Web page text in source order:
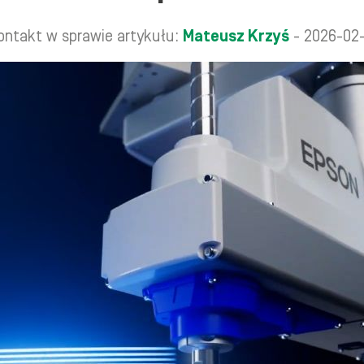
w sprawie artykułu: Mateusz Krzyś- 2026-